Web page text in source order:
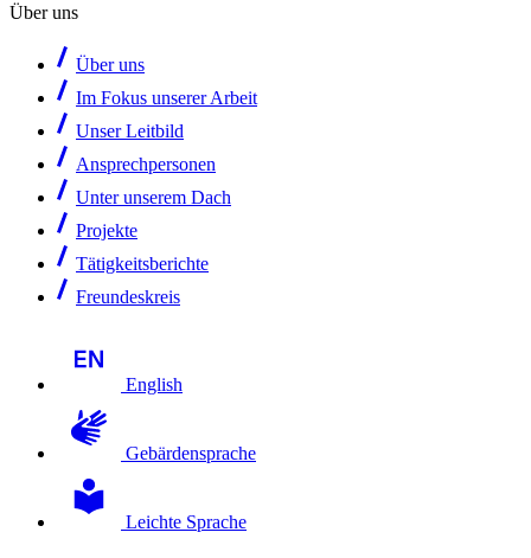
Über uns
Über uns
Im Fokus unserer Arbeit
Unser Leitbild
Ansprechpersonen
Unter unserem Dach
Projekte
Tätigkeitsberichte
Freundeskreis
English
Gebärdensprache
Leichte Sprache